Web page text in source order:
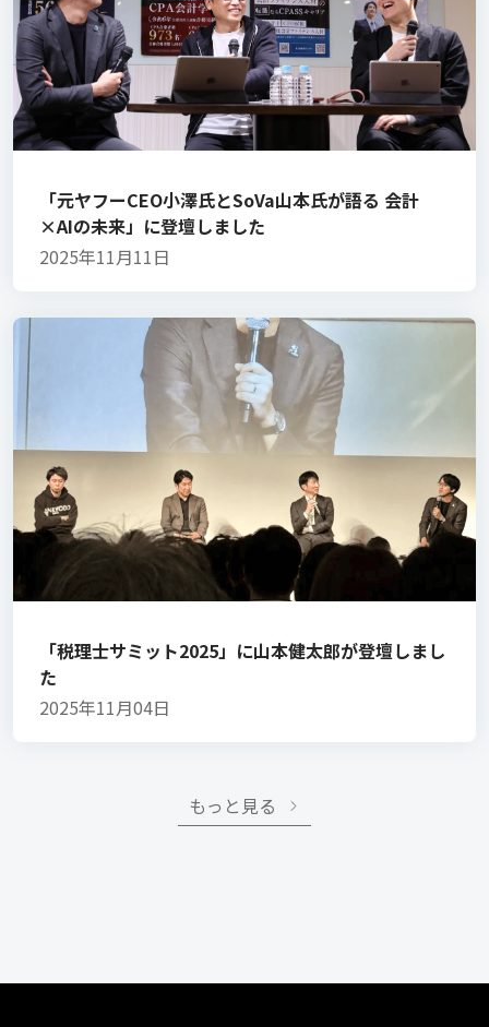
「元ヤフーCEO小澤氏とSoVa山本氏が語る 会計
×AIの未来」に登壇しました
2025年11月11日
「税理士サミット2025」に山本健太郎が登壇しまし
た
2025年11月04日
もっと見る